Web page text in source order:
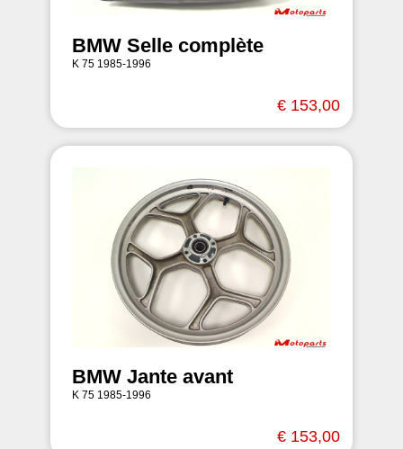
BMW Selle complète
K 75 1985-1996
€ 153,00
BMW Jante avant
K 75 1985-1996
€ 153,00